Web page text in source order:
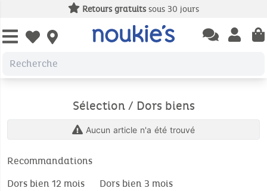
Retours gratuitssous 30 jours
Open wishlist Open
Open
Sélection / Dors biens
Aucun article n'a été trouvé
Recommandations
Dors bien 12 mois
Dors bien 3 mois